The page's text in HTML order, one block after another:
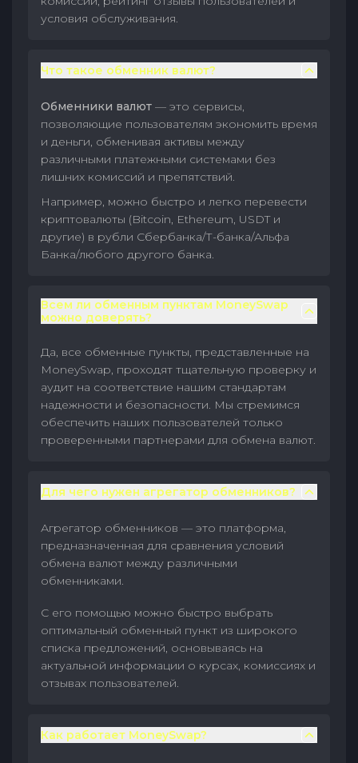
условия обслуживания.
Что такое обменник валют?
Обменники валют — это сервисы,
позволяющие пользователям экономить время
и деньги, обменивая активы между
различными платежными системами без
лишних комиссий и препятствий.
Например, можно быстро и легко перевести
криптовалюты (Bitcoin, Ethereum, USDT и
другие) в рубли Сбербанка/Т-банка/Альфа
Банка/любого другого банка.
Всем ли обменным пунктам MoneySwap
можно доверять?
Да, все обменные пункты, представленные на
MoneySwap, проходят тщательную проверку и
аудит на соответствие нашим стандартам
надежности и безопасности. Мы стремимся
обеспечить наших пользователей только
проверенными партнерами для обмена валют.
Для чего нужен агрегатор обменников?
Агрегатор обменников — это платформа,
предназначенная для сравнения условий
обмена валют между различными
обменниками.
С его помощью можно быстро выбрать
оптимальный обменный пункт из широкого
списка предложений, основываясь на
актуальной информации о курсах, комиссиях и
отзывах пользователей.
Как работает MoneySwap?